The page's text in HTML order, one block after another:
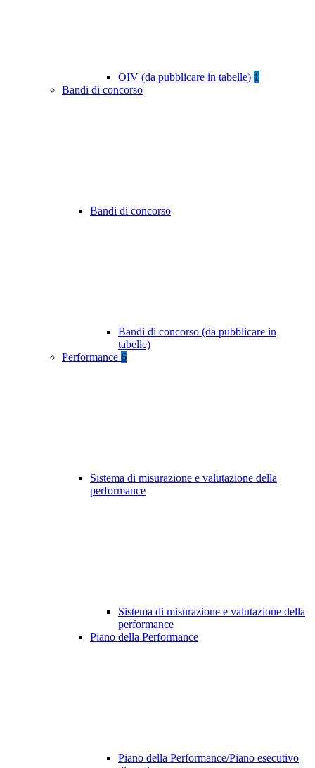
OIV (da pubblicare in tabelle) 1
Bandi di concorso
Bandi di concorso
Bandi di concorso (da pubblicare in
tabelle)
Performance 6
Sistema di misurazione e valutazione della
performance
Sistema di misurazione e valutazione della
performance
Piano della Performance
Piano della Performance/Piano esecutivo